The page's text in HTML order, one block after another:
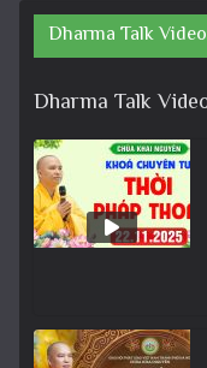
Dharma Talk
Dharma Talk